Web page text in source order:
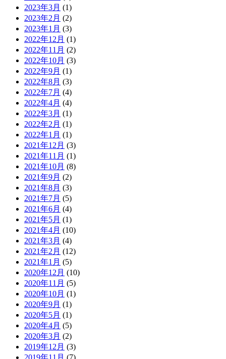
2023年3月 (1)
2023年2月 (2)
2023年1月 (3)
2022年12月 (1)
2022年11月 (2)
2022年10月 (3)
2022年9月 (1)
2022年8月 (3)
2022年7月 (4)
2022年4月 (4)
2022年3月 (1)
2022年2月 (1)
2022年1月 (1)
2021年12月 (3)
2021年11月 (1)
2021年10月 (8)
2021年9月 (2)
2021年8月 (3)
2021年7月 (5)
2021年6月 (4)
2021年5月 (1)
2021年4月 (10)
2021年3月 (4)
2021年2月 (12)
2021年1月 (5)
2020年12月 (10)
2020年11月 (5)
2020年10月 (1)
2020年9月 (1)
2020年5月 (1)
2020年4月 (5)
2020年3月 (2)
2019年12月 (3)